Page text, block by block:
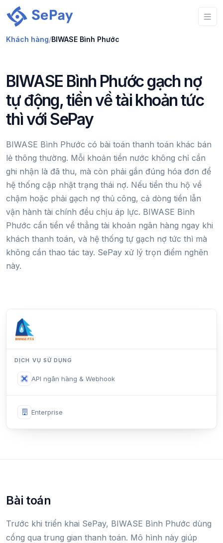
Khách hàng/BIWASE Bình Phước
BIWASE Bình Phước gạch nợ
tự động, tiền về tài khoản tức
thì với SePay
BIWASE Bình Phước có bài toán thanh toán khác bán
lẻ thông thường. Mỗi khoản tiền nước không chỉ cần
ghi nhận là đã thu, mà còn phải gắn đúng hóa đơn để
hệ thống cập nhật trạng thái nợ. Nếu tiền thu hộ về
chậm hoặc phải gạch nợ thủ công, cả dòng tiền lẫn
vận hành tài chính đều chịu áp lực. BIWASE Bình
Phước cần tiền về thẳng tài khoản ngân hàng ngay khi
khách thanh toán, và hệ thống tự gạch nợ tức thì mà
không cần thao tác tay. SePay xử lý trọn điểm nghẽn
này.
DỊCH VỤ SỬ DỤNG
API ngân hàng & Webhook
Enterprise
Bài toán
Trước khi triển khai SePay, BIWASE Bình Phước dùng
cổng qua trung gian thanh toán. Mô hình này giúp